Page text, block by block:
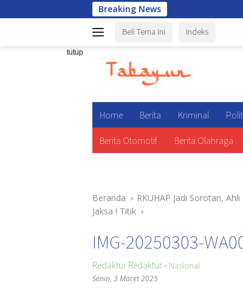
ke
Breaking News
Beli Tema Ini
Indeks
tutup
Home Berita Kriminal
Berita Otomotif Berita Olahraga
Beranda
RKUHAP Jadi Sorotan,
Jaksa ! Titik
IMG-20250303-
Redaktur Redaktur- Nasional
Senin, 3 Maret 2025